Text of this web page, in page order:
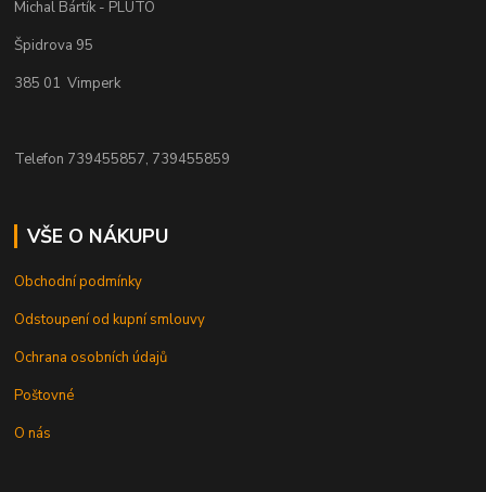
Michal Bártík - PLUTO
Špidrova 95
385 01 Vimperk
Telefon 739455857, 739455859
VŠE O NÁKUPU
Obchodní podmínky
Odstoupení od kupní smlouvy
Ochrana osobních údajů
Poštovné
O nás